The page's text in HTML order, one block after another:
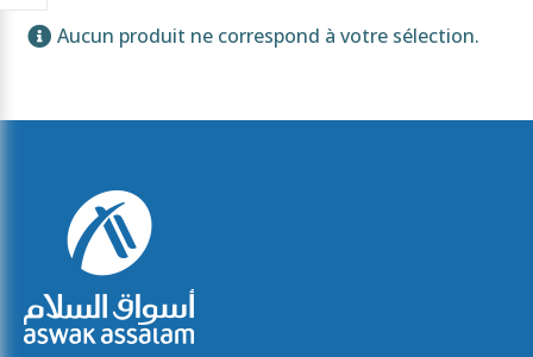
Aucun produit ne correspond à votre sélection.